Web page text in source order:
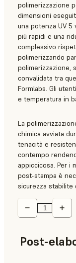
polimerizzazione
dimensioni
una potenza UV
più rapidi e una
complessivo
polimerizzando
polimerizzazione,
convalidata tra
Formlabs. Gli
e temperatura in
La
chimica avviata
tenacità e
contempo
appiccicosa. Per i
post-stampa è
sicurezza stabilite
Post-